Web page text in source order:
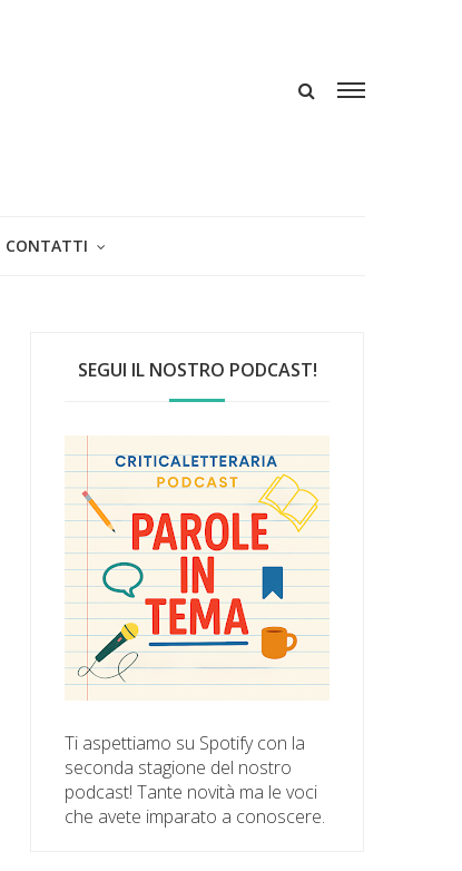
CONTATTI
SEGUI IL NOSTRO PODCAST!
Ti aspettiamo su Spotify con la
seconda stagione del nostro
podcast! Tante novità ma le voci
che avete imparato a conoscere.